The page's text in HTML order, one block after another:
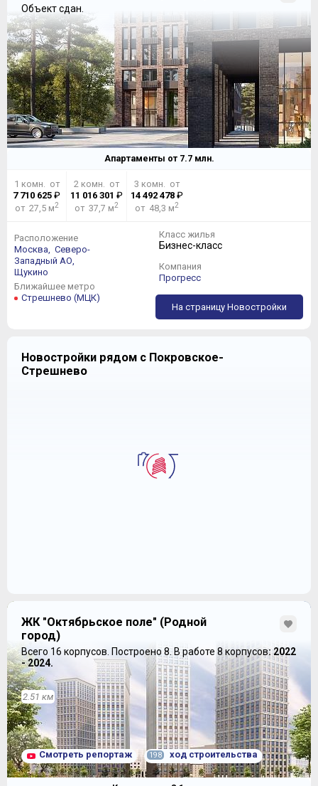
Объект сдан.
Апартаменты от 7.7млн.
1 комн. от
7 710 625 ₽
от 27,5 м2
2 комн. от
11 016 301 ₽
от 37,7 м2
3 комн. от
14 492 478₽
от 48,3 м2
Расположение
Москва, Северо-
Западный АО,
Щукино
Ближайшее метро
Стрешнево (МЦК)
Класс жилья
Бизнес-класс
Компания
Прогресс
На страницу Новостройки
Новостройки рядом с Покровское-
Стрешнево
ЖК "Октябрьское поле" (Родной
город)
Всего 16 корпусов. Построено 8. В работе 8 корпусов: 2022
- 2024.
2.51 км
Смотреть репортаж 198 ход строительства